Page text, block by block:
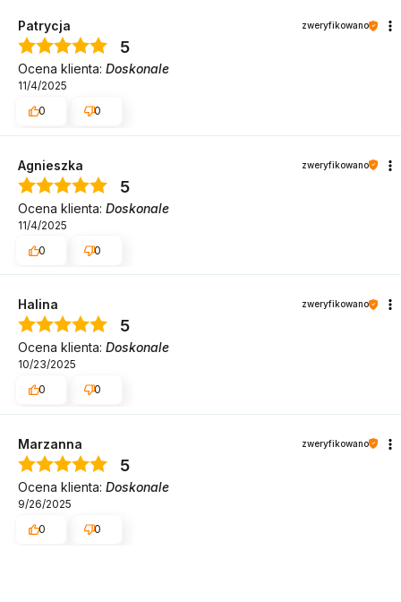
Patrycja zweryfikowano
5
Ocena klienta: Doskonale
11/4/2025
0
0
Agnieszka zweryfikowano
5
Ocena klienta: Doskonale
11/4/2025
0
0
Halina zweryfikowano
5
Ocena klienta: Doskonale
10/23/2025
0
0
Marzanna zweryfikowano
5
Ocena klienta: Doskonale
9/26/2025
0
0